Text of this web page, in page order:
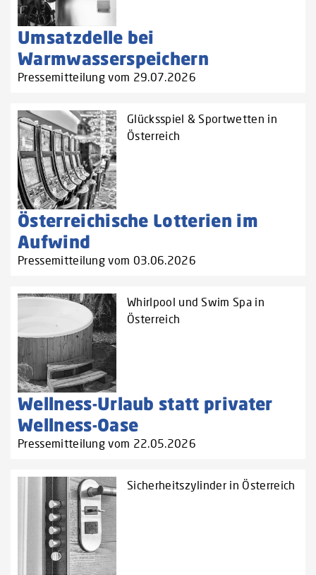
Umsatzdelle bei
Warmwasserspeichern
Pressemitteilung vom 29.07.2026
Glücksspiel & Sportwetten in
Österreich
Österreichische Lotterien im
Aufwind
Pressemitteilung vom 03.06.2026
Whirlpool und Swim Spa in
Österreich
Wellness-Urlaub statt privater
Wellness-Oase
Pressemitteilung vom 22.05.2026
Sicherheitszylinder in Österreich